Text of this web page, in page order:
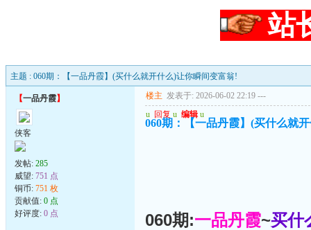
站
主题 : 060期：【一品丹霞】(买什么就开什么)让你瞬间变富翁!
【一品丹霞】
侠客
发帖: 285
威望: 751 点
铜币: 751 枚
贡献值: 0 点
好评度: 0 点
楼主 发表于: 2026-06-02 22:19 ---
u 回复 u 编辑 u
060期：【一品丹霞】(买什么就
060期:一品丹霞~买什